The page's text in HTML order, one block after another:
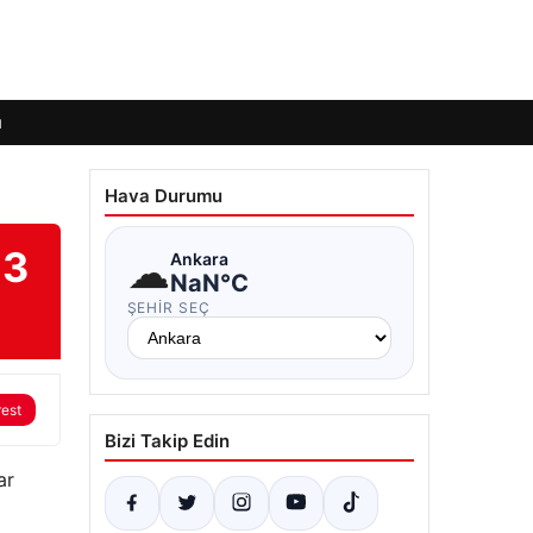
Hava Durumu
☁Ankara
NaN°C
ŞEHIR SEÇ
Bizi Takip Edin